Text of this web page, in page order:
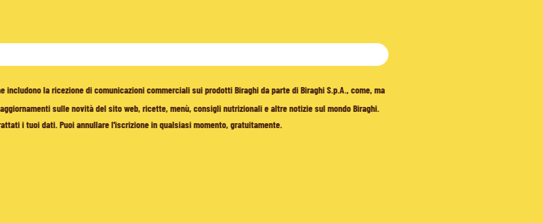
la ricezione di comunicazioni commerciali sui prodotti Biraghi da parte di Biraghi S.p.A., come, ma
sulle novità del sito web, ricette, menù, consigli nutrizionali e altre notizie sul mondo Biraghi.
i tuoi dati. Puoi annullare l'iscrizione in qualsiasi momento, gratuitamente.